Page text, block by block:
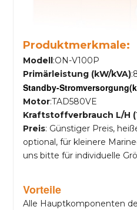
Produktmerkmale:
Modell:ON-V100P
Primärleistung (kW/kVA)
Standby-Stromversorgung
Motor:TAD580VE
Kraftstoffverbrauch L/H
Preis: Günstiger Preis,
optional, für kleinere
uns bitte für individuelle
Vorteile
Alle Hauptkomponenten